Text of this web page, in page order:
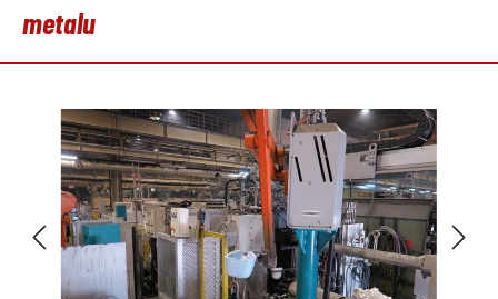
metalu
Pomiń galerię zdjęć